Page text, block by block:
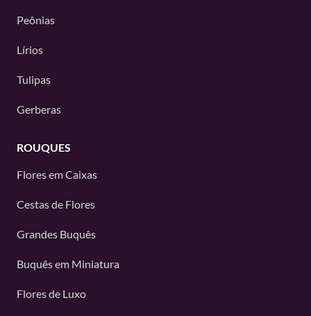
Peônias
Lírios
Tulipas
Gerberas
ROUQUES
Flores em Caixas
Cestas de Flores
Grandes Buquês
Buquês em Miniatura
Flores de Luxo